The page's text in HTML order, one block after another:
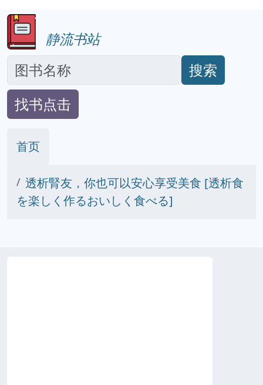
静流书站
搜索
找书点击
首页
透析腎友，你也可以安心享受美食 [透析食
を楽しく作るおいしく食べる]